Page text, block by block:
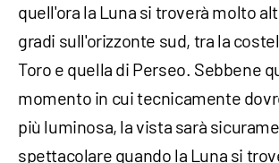
quell'ora la Luna si troverà molto
gradi sull'orizzonte sud, tra la
Toro e quella di Perseo. Sebbene
momento in cui tecnicamente
più luminosa, la vista sarà
spettacolare quando la Luna si